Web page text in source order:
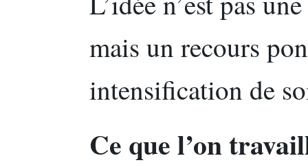
mais un recours
intensification de
Ce que l’on